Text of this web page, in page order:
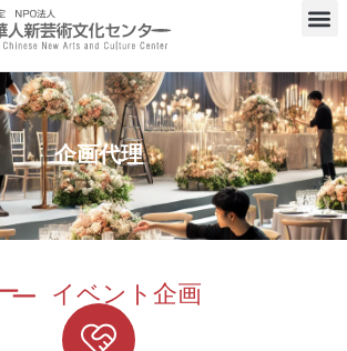
企画代理
イベント企画